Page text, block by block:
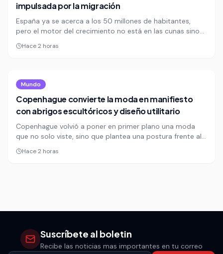
impulsada por la migración
España ya se acerca a los 50 millones de habitantes,
pero el motor del crecimiento no está en las cunas sino
en la llegada de migrantes. Colombianos, venezolanos y
marroquíes encabezan el saldo migratorio que está
Hace 2 horas
Mundo
Copenhague convierte la moda en manifiesto
con abrigos escultóricos y diseño utilitario
Copenhague volvió a poner en primer plano una moda
que no solo viste, sino que plantea una postura frente al
presente. La Semana de la Moda danesa exhibe abrigos
arquitectónicos, siluetas deconstruidas y una apuesta
Hace 2 horas
Suscríbete al boletin
Recibe las noticias mas importantes en tu correo